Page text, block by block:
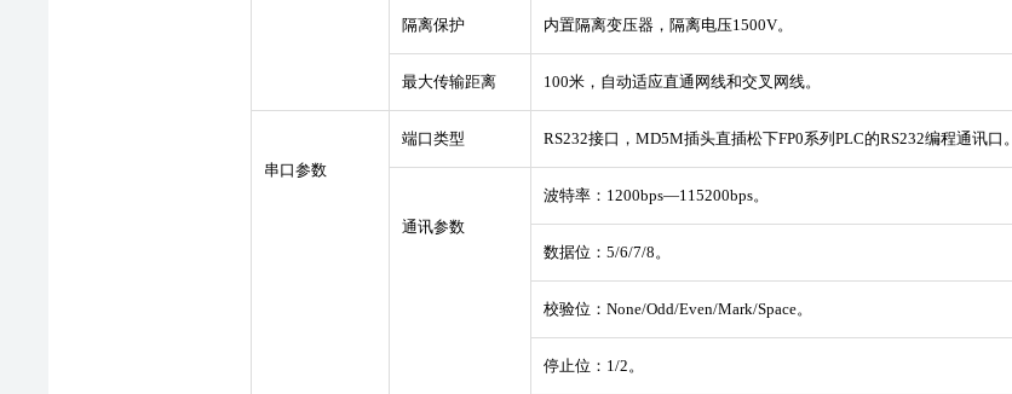
隔离保护 内置隔离变压器，隔离电压1500V。
最大传输距离 100米，自动适应直通网线和交叉网线。
串口参数
端口类型 RS232接口，MD5M插头直插松下FP0系列PLC的RS232编程通讯口。
通讯参数
波特率：1200bps―115200bps。
数据位：5/6/7/8。
校验位：None/Odd/Even/Mark/Space。
停止位：1/2。